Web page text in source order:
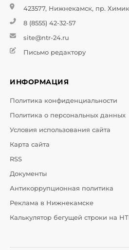
423577, Нижнекамск, пр.
8 (8555) 42-32-57
site@ntr-24.ru
Письмо редактору
ИНФОРМАЦИЯ
Политика конфиденциальности
Политика о персональных данных
Условия использования сайта
Карта сайта
RSS
Документы
Антикоррупционная политика
Реклама в Нижнекамске
Калькулятор бегущей строки на